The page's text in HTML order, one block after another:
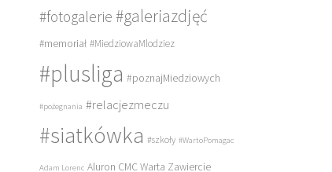
#fotogalerie #galeriazdjęć
#memoriał #MiedziowaMlodziez
#plusliga #poznajMiedziowych
#pożegnania #relacjezmeczu
#siatkówka #szkoły #WartoPomagac
Adam Lorenc Aluron CMC Warta Zawiercie